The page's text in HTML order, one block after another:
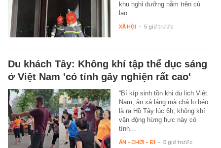
khu nghỉ dưỡng nằm trên cù
lao…
XÃ HỘI - 5 giờ trước
Du khách Tây: Không khí tập thể dục sáng
ở Việt Nam 'có tính gây nghiện rất cao'
“Bí kíp sinh tồn khi du lịch Việt
Nam, ăn xả láng mà chả lo béo
là ra Hồ Tây lúc 6h; không khí
vận động hừng hực này có
tính…
ĂN - CHƠI - ĐI - 5 giờ trước